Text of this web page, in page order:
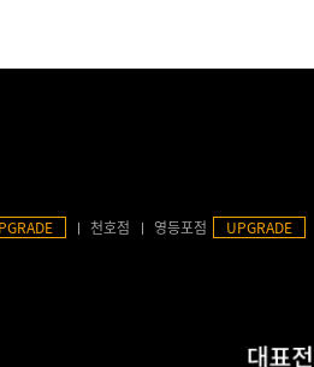
천호점 영등포점 UPGRADE